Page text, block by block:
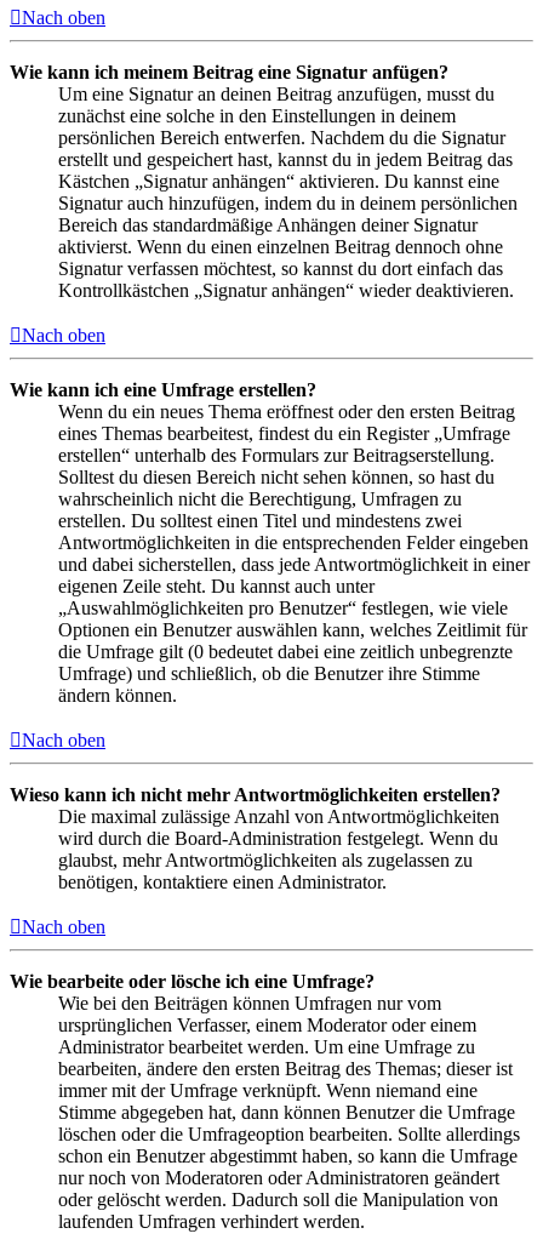
Nach oben
Wie kann ich meinem Beitrag eine Signatur anfügen?
Um eine Signatur an deinen Beitrag anzufügen, musst du
zunächst eine solche in den Einstellungen in deinem
persönlichen Bereich entwerfen. Nachdem du die Signatur
erstellt und gespeichert hast, kannst du in jedem Beitrag das
Kästchen „Signatur anhängen“ aktivieren. Du kannst eine
Signatur auch hinzufügen, indem du in deinem persönlichen
Bereich das standardmäßige Anhängen deiner Signatur
aktivierst. Wenn du einen einzelnen Beitrag dennoch ohne
Signatur verfassen möchtest, so kannst du dort einfach das
Kontrollkästchen „Signatur anhängen“ wieder deaktivieren.
Nach oben
Wie kann ich eine Umfrage erstellen?
Wenn du ein neues Thema eröffnest oder den ersten Beitrag
eines Themas bearbeitest, findest du ein Register „Umfrage
erstellen“ unterhalb des Formulars zur Beitragserstellung.
Solltest du diesen Bereich nicht sehen können, so hast du
wahrscheinlich nicht die Berechtigung, Umfragen zu
erstellen. Du solltest einen Titel und mindestens zwei
Antwortmöglichkeiten in die entsprechenden Felder eingeben
und dabei sicherstellen, dass jede Antwortmöglichkeit in einer
eigenen Zeile steht. Du kannst auch unter
„Auswahlmöglichkeiten pro Benutzer“ festlegen, wie viele
Optionen ein Benutzer auswählen kann, welches Zeitlimit für
die Umfrage gilt (0 bedeutet dabei eine zeitlich unbegrenzte
Umfrage) und schließlich, ob die Benutzer ihre Stimme
ändern können.
Nach oben
Wieso kann ich nicht mehr Antwortmöglichkeiten erstellen?
Die maximal zulässige Anzahl von Antwortmöglichkeiten
wird durch die Board-Administration festgelegt. Wenn du
glaubst, mehr Antwortmöglichkeiten als zugelassen zu
benötigen, kontaktiere einen Administrator.
Nach oben
Wie bearbeite oder lösche ich eine Umfrage?
Wie bei den Beiträgen können Umfragen nur vom
ursprünglichen Verfasser, einem Moderator oder einem
Administrator bearbeitet werden. Um eine Umfrage zu
bearbeiten, ändere den ersten Beitrag des Themas; dieser ist
immer mit der Umfrage verknüpft. Wenn niemand eine
Stimme abgegeben hat, dann können Benutzer die Umfrage
löschen oder die Umfrageoption bearbeiten. Sollte allerdings
schon ein Benutzer abgestimmt haben, so kann die Umfrage
nur noch von Moderatoren oder Administratoren geändert
oder gelöscht werden. Dadurch soll die Manipulation von
laufenden Umfragen verhindert werden.